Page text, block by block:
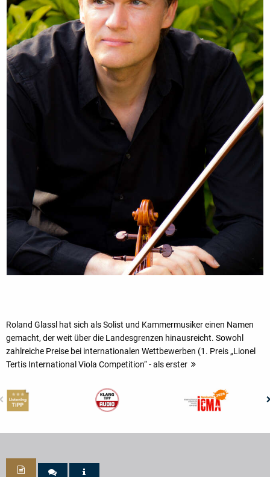
Roland Glassl hat sich als Solist und Kammermusiker einen Namen
gemacht, der weit über die Landesgrenzen hinausreicht. Sowohl
zahlreiche Preise bei internationalen Wettbewerben (1. Preis „Lionel
Tertis International Viola Competition“ - als erster